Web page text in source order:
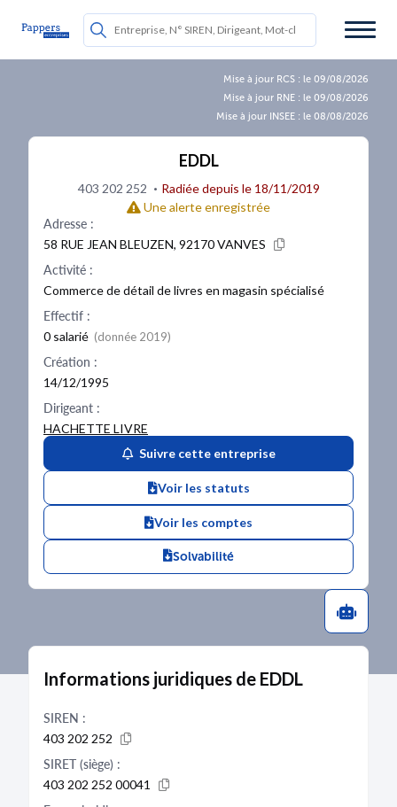
Mise à jour RCS : le 09/08/2026
Mise à jour RNE : le 09/08/2026
Mise à jour INSEE : le 08/08/2026
EDDL
403 202 252 · Radiée depuis le 18/11/2019
Une alerte enregistrée
Adresse :
58 RUE JEAN BLEUZEN, 92170 VANVES
Activité :
Commerce de détail de livres en magasin spécialisé
Effectif :
0 salarié (donnée 2019)
Création :
14/12/1995
Dirigeant :
HACHETTE LIVRE
Suivre cette entreprise
Voir les statuts
Voir les comptes
Solvabilité
Informations juridiques de EDDL
SIREN :
403 202 252
SIRET (siège) :
403 202 252 00041